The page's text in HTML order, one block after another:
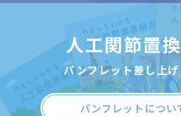
人工関節置
パンフレット差し上
パンフレットについ